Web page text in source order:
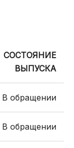
СОСТОЯНИЕ
ВЫПУСКА
В обращении
В обращении